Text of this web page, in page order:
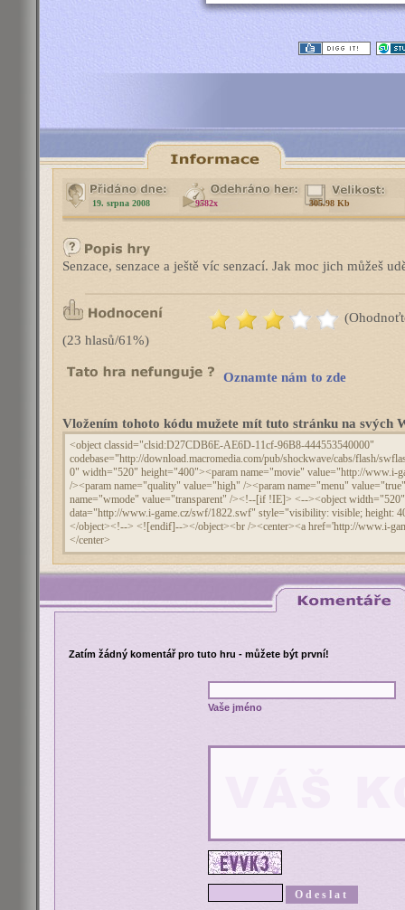
19. srpna 2008 9582x 305.98 Kb
Senzace, senzace a ještě víc senzací. Jak moc jich můžeš
(23 hlasů/61%)
Oznamte nám to zde
Vložením tohoto kódu mužete mít tuto stránku na svých
Zatím žádný komentář pro tuto hru - můžete být první!
Vaše jméno